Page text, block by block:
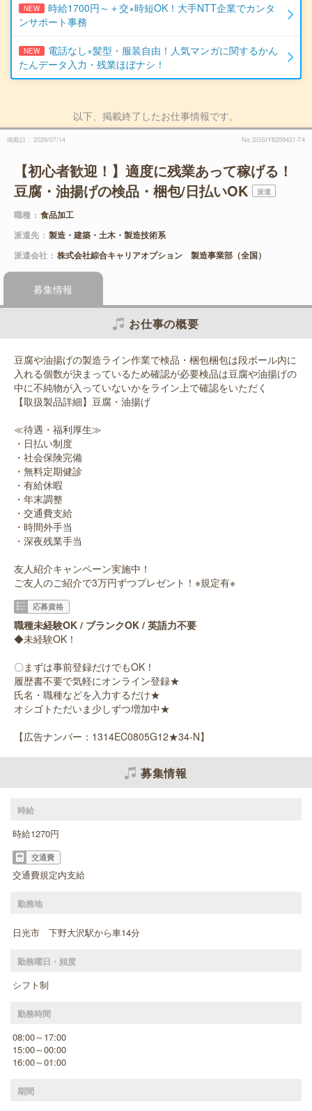
NEW
時給1700円～＋交×時短OK！大手NTT企業でカンタ
ンサポート事務
NEW
電話なし×髪型・服装自由！人気マンガに関するかん
たんデータ入力・残業ほぼナシ！
以下、掲載終了したお仕事情報です。
掲載日 2026/07/14 No.SGSIY8209431-T4
【初心者歓迎！】適度に残業あって稼げる！
豆腐・油揚げの検品・梱包/日払いOK
派遣
職種
食品加工
派遣先
製造・建築・土木・製造技術系
派遣会社
株式会社綜合キャリアオプション 製造事業部（全国）
募集情報
お仕事の概要
豆腐や油揚げの製造ライン作業で検品・梱包梱包は段ボール内に
入れる個数が決まっているため確認が必要検品は豆腐や油揚げの
中に不純物が入っていないかをライン上で確認をいただく
【取扱製品詳細】豆腐・油揚げ
≪待遇・福利厚生≫
・日払い制度
・社会保険完備
・無料定期健診
・有給休暇
・年末調整
・交通費支給
・時間外手当
・深夜残業手当
友人紹介キャンペーン実施中！
ご友人のご紹介で3万円ずつプレゼント！※規定有※
応募資格
職種未経験OK / ブランクOK / 英語力不要
◆未経験OK！
〇まずは事前登録だけでもOK！
履歴書不要で気軽にオンライン登録★
氏名・職種などを入力するだけ★
オシゴトただいま少しずつ増加中★
【広告ナンバー：1314EC0805G12★34-N】
募集情報
時給
時給1270円
交通費
交通費規定内支給
勤務地
日光市 下野大沢駅から車14分
勤務曜日・頻度
シフト制
勤務時間
08:00～17:00
15:00～00:00
16:00～01:00
期間